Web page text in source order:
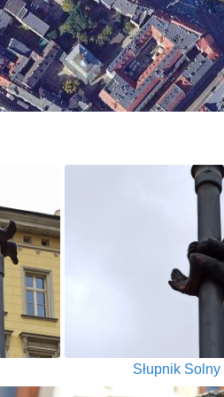
Słupnik Solny